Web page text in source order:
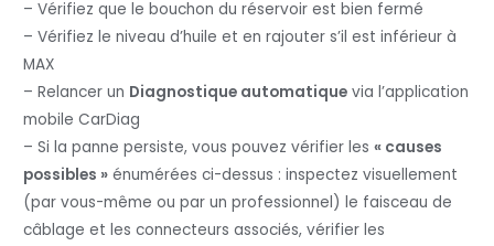
– Vérifiez que le bouchon du réservoir est bien fermé
– Vérifiez le niveau d’huile et en rajouter s’il est inférieur à
MAX
– Relancer un Diagnostique automatique via l’application
mobile CarDiag
– Si la panne persiste, vous pouvez vérifier les« causes
possibles » énumérées ci-dessus : inspectez visuellement
(par vous-même ou par un professionnel) le faisceau de
câblage et les connecteurs associés, vérifier les